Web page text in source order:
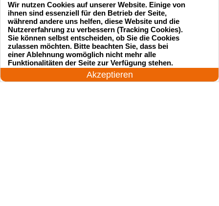
Startseite Einsatzgebiete
Preise
24 Stunden am Tag
Akzeptieren
Wir nutzen Cookies auf unserer Website. Einige von
ihnen sind essenziell für den Betrieb der Seite,
während andere uns helfen, diese Website und die
Nutzererfahrung zu verbessern (Tracking Cookies).
Sie können selbst entscheiden, ob Sie die Cookies
zulassen möchten. Bitte beachten Sie, dass bei
einer Ablehnung womöglich nicht mehr alle
Funktionalitäten der Seite zur Verfügung stehen.